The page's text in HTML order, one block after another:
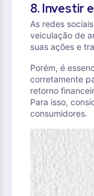
8. Investir
As redes
veiculação de
suas ações e
Porém, é
corretamente
retorno
Para isso,
consumidores.